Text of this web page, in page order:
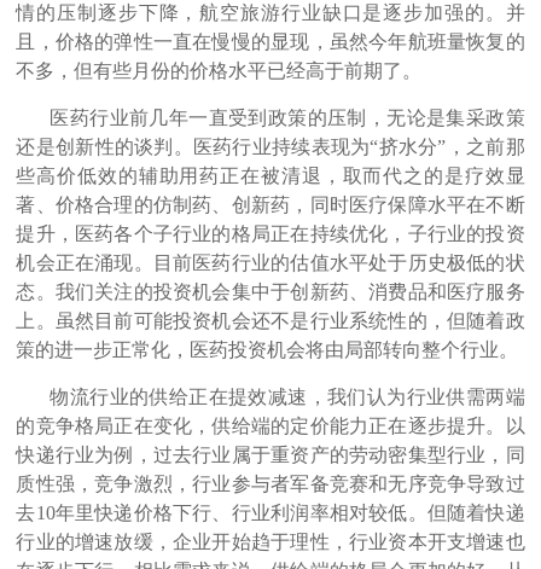
情的压制逐步下降，航空旅游行业缺口是逐步加强的。并
且，价格的弹性一直在慢慢的显现，虽然今年航班量恢复的
不多，但有些月份的价格水平已经高于前期了。
医药行业前几年一直受到政策的压制，无论是集采政策
还是创新性的谈判。医药行业持续表现为“挤水分”，之前那
些高价低效的辅助用药正在被清退，取而代之的是疗效显
著、价格合理的仿制药、创新药，同时医疗保障水平在不断
提升，医药各个子行业的格局正在持续优化，子行业的投资
机会正在涌现。目前医药行业的估值水平处于历史极低的状
态。我们关注的投资机会集中于创新药、消费品和医疗服务
上。虽然目前可能投资机会还不是行业系统性的，但随着政
策的进一步正常化，医药投资机会将由局部转向整个行业。
物流行业的供给正在提效减速，我们认为行业供需两端
的竞争格局正在变化，供给端的定价能力正在逐步提升。以
快递行业为例，过去行业属于重资产的劳动密集型行业，同
质性强，竞争激烈，行业参与者军备竞赛和无序竞争导致过
去10年里快递价格下行、行业利润率相对较低。但随着快递
行业的增速放缓，企业开始趋于理性，行业资本开支增速也